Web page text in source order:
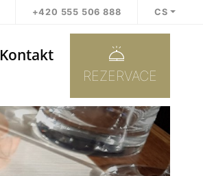
+420 555 506 888 CS
Kontakt
REZERVACE